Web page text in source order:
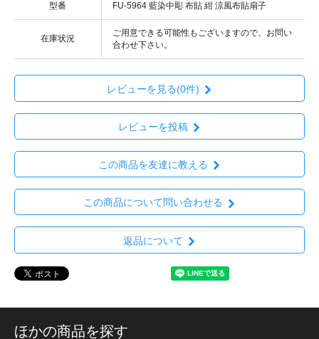
型番 FU-5964 藍染中彫 布貼 紺 涼風布貼扇子
在庫状況
ご用意できる可能性もございますので、お問い
合わせ下さい。
レビューを見る(0件)
レビューを投稿
この商品を友達に教える
この商品について問い合わせる
返品について
ほかの商品を探す